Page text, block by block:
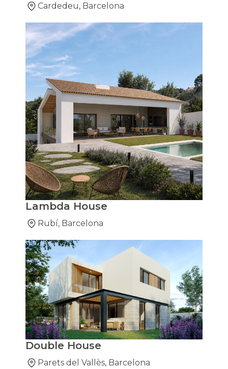
Cardedeu, Barcelona
Lambda House
Rubí, Barcelona
Double House
Parets del Vallès, Barcelona